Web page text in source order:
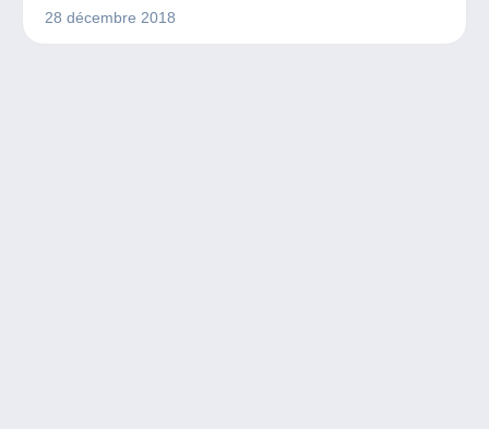
28 décembre 2018